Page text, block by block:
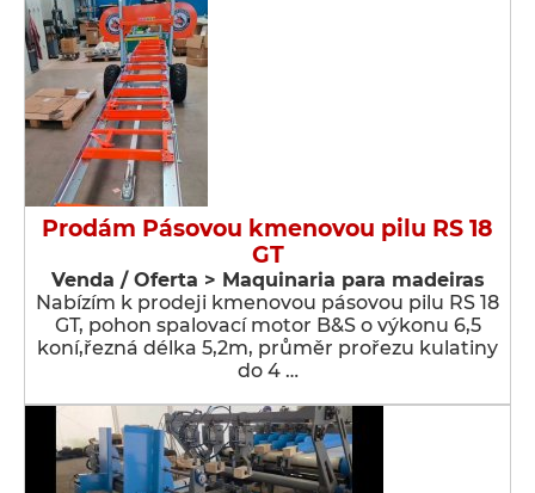
Prodám Pásovou kmenovou pilu RS 18
GT
Venda / Oferta > Maquinaria para madeiras
Nabízím k prodeji kmenovou pásovou pilu RS 18
GT, pohon spalovací motor B&S o výkonu 6,5
koní,řezná délka 5,2m, průměr prořezu kulatiny
do 4 …